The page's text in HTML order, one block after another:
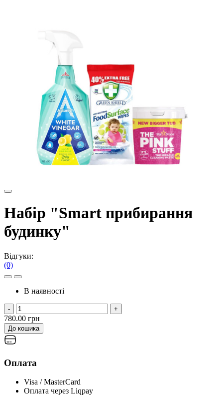
Набір "Smart прибирання
будинку"
Відгуки:
(0)
В наявності
- +
780.00 грн
До кошика
Оплата
Visa / MasterCard
Оплата через Liqpay